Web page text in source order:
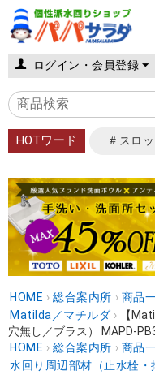
ログイン・会員登録
HOTワード ＃スロ
HOME › 総合案内所 › 商品
Matilda／マチルダ ›
【
穴無し／ブラス） MAPD-
HOME › 総合案内所 › 商品
水回り周辺部材（止水栓・